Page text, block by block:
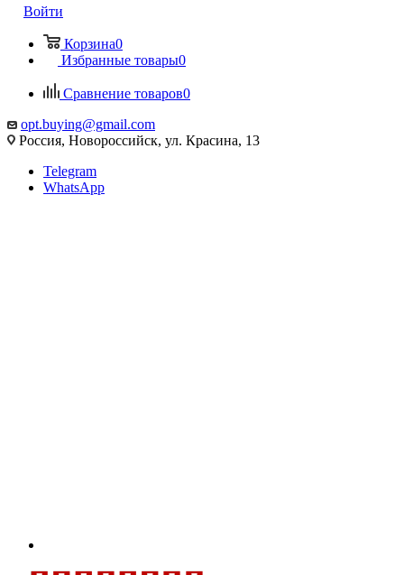
Войти
Корзина0
Избранные товары0
Сравнение товаров0
opt.buying@gmail.com
Россия, Новороссийск, ул. Красина, 13
Telegram
WhatsApp